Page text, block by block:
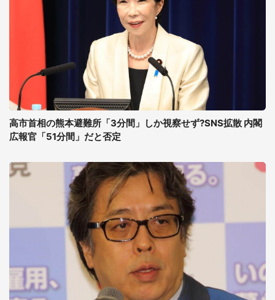
高市首相の熊本避難所「3分間」しか視察せず?SNS拡散 内閣
広報官「51分間」だと否定